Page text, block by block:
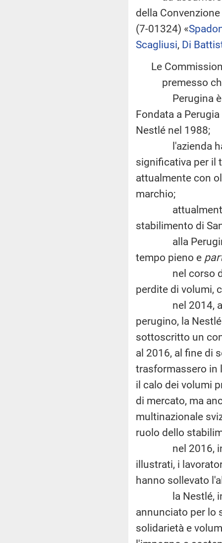
della
(7-01324) «
Scagliusi, Di
Le
premesso
Perugina è
Fondata a
Nestlé nel 1988;
l'azienda ha
significativa per il
attualmente con
marchio;
attualmente, in
stabilimento di
alla Perugina
tempo pieno e
nel corso degli
perdite di volumi,
nel 2014, a
perugino, la
sottoscritto un
al 2016, al fine di
trasformassero in
il calo dei volumi
di mercato, ma
multinazionale
ruolo dello
nel 2016, in
illustrati, i
hanno sollevato
la Nestlé, in
annunciato per lo
solidarietà e